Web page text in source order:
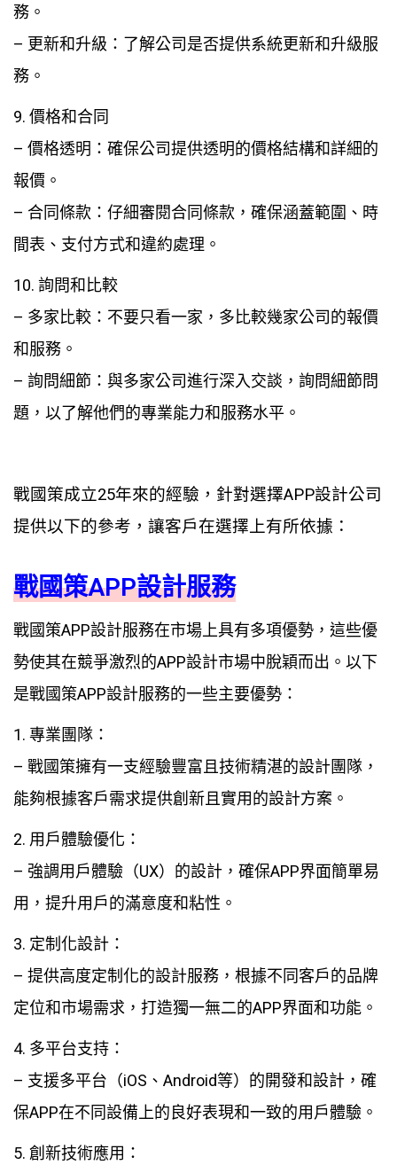
務。
– 更新和升級：了解公司是否提供系統更新和升級服
務。
9. 價格和合同
– 價格透明：確保公司提供透明的價格結構和詳細的
報價。
– 合同條款：仔細審閱合同條款，確保涵蓋範圍、時
間表、支付方式和違約處理。
10. 詢問和比較
– 多家比較：不要只看一家，多比較幾家公司的報價
和服務。
– 詢問細節：與多家公司進行深入交談，詢問細節問
題，以了解他們的專業能力和服務水平。
戰國策成立25年來的經驗，針對選擇APP設計公司
提供以下的參考，讓客戶在選擇上有所依據：
戰國策APP設計服務
戰國策APP設計服務在市場上具有多項優勢，這些優
勢使其在競爭激烈的APP設計市場中脫穎而出。以下
是戰國策APP設計服務的一些主要優勢：
1. 專業團隊：
– 戰國策擁有一支經驗豐富且技術精湛的設計團隊，
能夠根據客戶需求提供創新且實用的設計方案。
2. 用戶體驗優化：
– 強調用戶體驗（UX）的設計，確保APP界面簡單易
用，提升用戶的滿意度和粘性。
3. 定制化設計：
– 提供高度定制化的設計服務，根據不同客戶的品牌
定位和市場需求，打造獨一無二的APP界面和功能。
4. 多平台支持：
– 支援多平台（iOS、Android等）的開發和設計，確
保APP在不同設備上的良好表現和一致的用戶體驗。
5. 創新技術應用：